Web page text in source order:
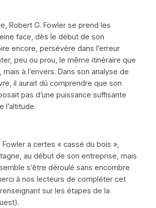
Robert G. Fowler se prend les
face, dès le début de son
encore, persévère dans l’erreur
peu ou prou, le même itinéraire que
à l’envers. Dans son analyse de
il aurait dû comprendre que son
pas d’une puissance suffisante
l’altitude.
Fowler a certes « cassé du bois »,
au début de son entreprise, mais
s’être déroulé sans encombre
à nos lecteurs de compléter cet
sur les étapes de la